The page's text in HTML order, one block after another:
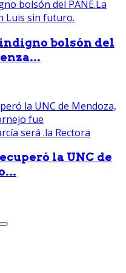
bolsón del
la UNC de